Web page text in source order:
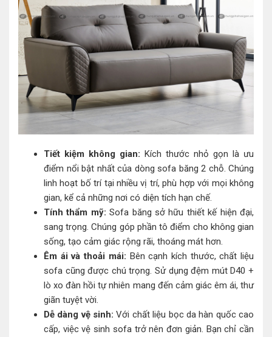
Tiết kiệm không gian: Kích thước nhỏ gọn là ưu
điểm nổi bật nhất của dòng sofa băng 2 chỗ. Chúng
linh hoạt bố trí tại nhiều vị trí, phù hợp với mọi không
gian, kể cả những nơi có diện tích hạn chế.
Tính thẩm mỹ: Sofa băng sở hữu thiết kế hiện đại,
sang trọng. Chúng góp phần tô điểm cho không gian
sống, tạo cảm giác rộng rãi, thoáng mát hơn.
Êm ái và thoải mái: Bên cạnh kích thước, chất liệu
sofa cũng được chú trọng. Sử dụng đệm mút D40 +
lò xo đàn hồi tự nhiên mang đến cảm giác êm ái, thư
giãn tuyệt vời.
Dễ dàng vệ sinh: Với chất liệu bọc da hàn quốc cao
cấp, việc vệ sinh sofa trở nên đơn giản. Bạn chỉ cần